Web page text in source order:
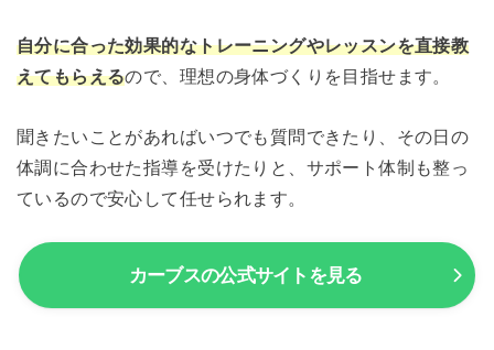
自分に合った効果的なトレーニングやレッスンを直接教
えてもらえるので、理想の身体づくりを目指せます。
聞きたいことがあればいつでも質問できたり、その日の
体調に合わせた指導を受けたりと、サポート体制も整っ
ているので安心して任せられます。
カーブスの公式サイトを見る